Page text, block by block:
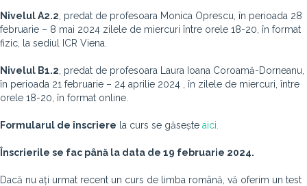
Nivelul A2.2 , predat de profesoara Monica Oprescu, în perioada 28
februarie – 8 mai 2024 zilele de miercuri între orele 18-20, în format
fizic, la sediul ICR Viena.
Nivelul B1.2 , predat de profesoara Laura Ioana Coroamă-Dorneanu,
în perioada 21 februarie – 24 aprilie 2024 , în zilele de miercuri, între
orele 18-20, în format online.
Formularul de înscriere la curs se găsește aici.
Înscrierile se fac până la data de 19 februarie 2024.
Dacă nu ați urmat recent un curs de limba română, vă oferim un test